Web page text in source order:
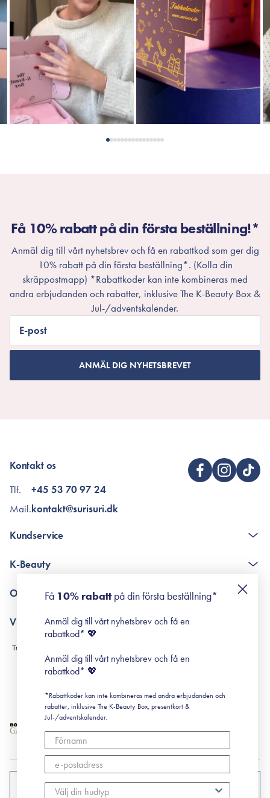
Få 10% rabatt på din första beställning!*
Anmäl dig till vårt nyhetsbrev och få en rabattkod som ger dig
10% rabatt på din första beställning*. (Kolla din
skräppostmapp) *Rabattkoder kan inte kombineras med
andra erbjudanden och rabatter, inklusive The K-Beauty Box &
Jul-/adventskalender.
E-post
ANMÄL DIG NYHETSBREVET
Kontakt os
Tlf.
Mail.
+45 53 70 97 24
kontakt@surisuri.dk
Kundservice
Poängshop - frågor och svar
K-Beauty
Retinol för nybörjare
Om Surisuri
Black Friday
Villkor
Leverans & Retur
Köpvillkor
Prenumerationsvillkor
Cookiepolicy
SVERIGE
Få 10% rabattpå din första beställning*
Anmäl dig till vårt nyhetsbrev och få en
rabattkod* 💖
Anmäl dig till vårt nyhetsbrev och få en
rabattkod* 💖
*Rabattkoder kan inte kombineras med andra erbjudanden och
rabatter, inklusive The K-Beauty Box, presentkort &
Jul-/adventskalender.